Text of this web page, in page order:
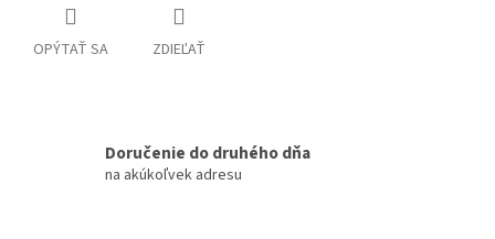
OPÝTAŤ SA ZDIEĽAŤ
Doručenie do druhého dňa
na akúkoľvek adresu